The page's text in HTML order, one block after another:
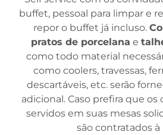
buffet, pessoal para limpar e
repor o buffet já incluso.
pratos de porcelana e
como todo material
como coolers, travessas,
descartáveis, etc. serão
adicional. Caso prefira que
servidos em suas mesas
são contratados à